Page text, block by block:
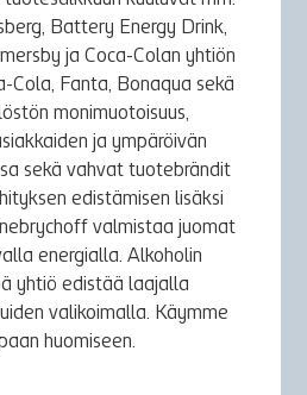
Battery Energy Drink,
ja Coca-Colan yhtiön
Cola, Fanta, Bonaqua sekä
monimuotoisuus,
ja ympäröivän
sekä vahvat tuotebrändit
edistämisen lisäksi
valmistaa juomat
energialla. Alkoholin
yhtiö edistää laajalla
valikoimalla. Käymme
huomiseen.